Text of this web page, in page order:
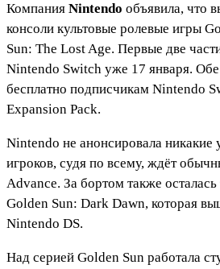
Компания Nintendo объявила, что
консоли культовые ролевые игры
Sun: The Lost Age. Первые две
Nintendo Switch уже 17 января.
бесплатно подписчикам Nintendo
Expansion Pack.
Nintendo не анонсировала никакие
игроков, судя по всему, ждёт
Advance. За бортом также осталась
Golden Sun: Dark Dawn, которая
Nintendo DS.
Над серией Golden Sun работала